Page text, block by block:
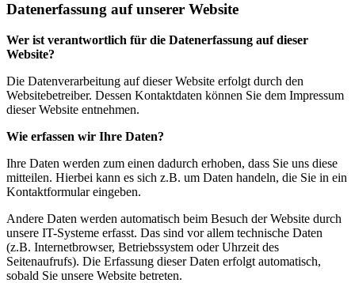
Datenerfassung auf unserer Website
Wer ist verantwortlich für die Datenerfassung auf dieser
Website?
Die Datenverarbeitung auf dieser Website erfolgt durch den
Websitebetreiber. Dessen Kontaktdaten können Sie dem Impressum
dieser Website entnehmen.
Wie erfassen wir Ihre Daten?
Ihre Daten werden zum einen dadurch erhoben, dass Sie uns diese
mitteilen. Hierbei kann es sich z.B. um Daten handeln, die Sie in ein
Kontaktformular eingeben.
Andere Daten werden automatisch beim Besuch der Website durch
unsere IT-Systeme erfasst. Das sind vor allem technische Daten
(z.B. Internetbrowser, Betriebssystem oder Uhrzeit des
Seitenaufrufs). Die Erfassung dieser Daten erfolgt automatisch,
sobald Sie unsere Website betreten.